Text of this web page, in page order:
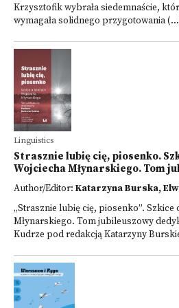
Krzysztofik wybrała siedemnaście,
wymagała solidnego przygotowania
Linguistics
Strasznie lubię cię, piosenko.
Wojciecha Młynarskiego. Tom
Author/Editor: Katarzyna Burska,
„Strasznie lubię cię, piosenko”. Szkice
Młynarskiego. Tom jubileuszowy
Kudrze pod redakcją Katarzyny